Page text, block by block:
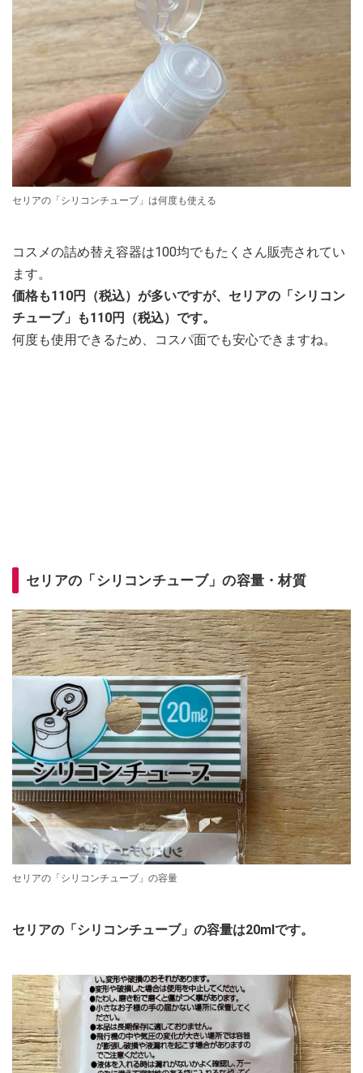
セリアの「シリコンチューブ」は何度も使える
コスメの詰め替え容器は100均でもたくさん販売されてい
ます。
価格も110円（税込）が多いですが、セリアの「シリコン
チューブ」も110円（税込）です。
何度も使用できるため、コスパ面でも安心できますね。
セリアの「シリコンチューブ」の容量・材質
セリアの「シリコンチューブ」の容量
セリアの「シリコンチューブ」の容量は20mlです。